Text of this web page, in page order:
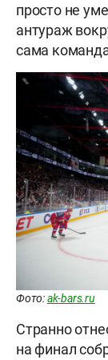
просто не
антураж
сама
Фото:ak-bars.ru
Странно
на финал